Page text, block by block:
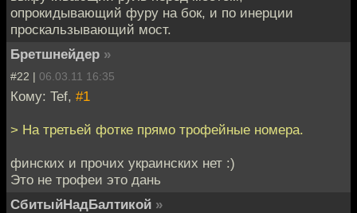
опрокидывающий фуру на бок, и по инерции
проскальзывающий мост.
Бретшнейдер »
#22 | 06.03.11 16:35
Кому: Tef, #1
> На третьей фотке прямо трофейные номера.
финских и прочих украинских нет :)
Это не трофеи это дань
СбитыйНадБалтикой »